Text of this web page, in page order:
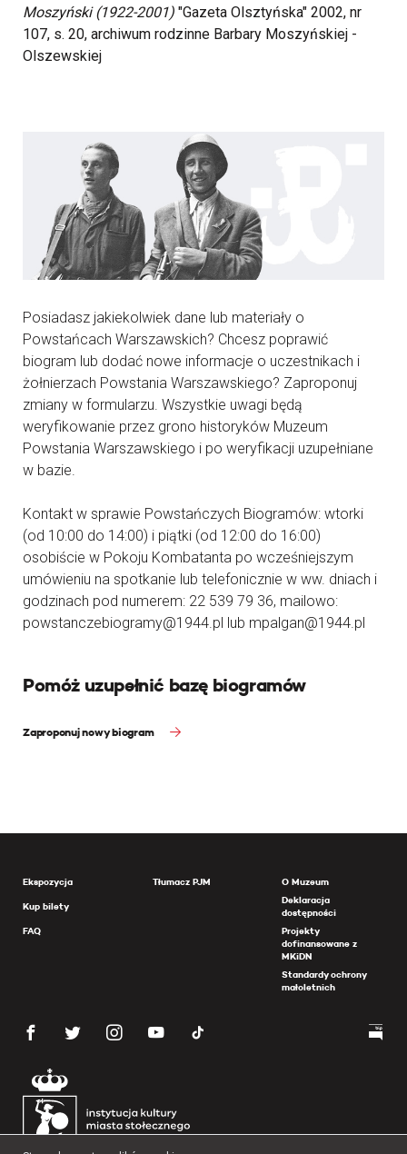
Moszyński (1922-2001) "Gazeta Olsztyńska" 2002, nr
107, s. 20, archiwum rodzinne Barbary Moszyńskiej -
Olszewskiej
Posiadasz jakiekolwiek dane lub materiały o
Powstańcach Warszawskich? Chcesz poprawić
biogram lub dodać nowe informacje o uczestnikach i
żołnierzach Powstania Warszawskiego? Zaproponuj
zmiany w formularzu. Wszystkie uwagi będą
weryfikowanie przez grono historyków Muzeum
Powstania Warszawskiego i po weryfikacji uzupełniane
w bazie.
Kontakt w sprawie Powstańczych Biogramów: wtorki
(od 10:00 do 14:00) i piątki (od 12:00 do 16:00)
osobiście w Pokoju Kombatanta po wcześniejszym
umówieniu na spotkanie lub telefonicznie w ww. dniach i
godzinach pod numerem: 22 539 79 36, mailowo:
powstanczebiogramy@1944.pl lub mpalgan@1944.pl
Pomóż uzupełnić bazę biogramów
Zaproponuj nowy biogram
Ekspozycja
Kup bilety
FAQ
Tłumacz PJM
O Muzeum
Deklaracja
dostępności
Projekty
dofinansowane z
MKiDN
Standardy ochrony
małoletnich